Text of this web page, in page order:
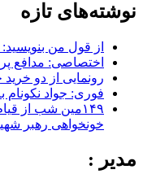
نوشته‌های تازه
از قول من
اختصاصی: مدافع
رونمایی از دو
فوری: جواد نکونام
۱۴۹مین شب از
خونخواهی رهبر
مدیر :